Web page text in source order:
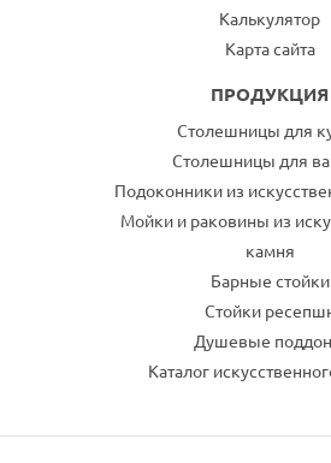
Калькулятор
Карта сайта
ПРОДУКЦИЯ
Столешницы для
Столешницы для
Подоконники из
Мойки и раковины из
камня
Барные стойки
Стойки
Душевые
Каталог